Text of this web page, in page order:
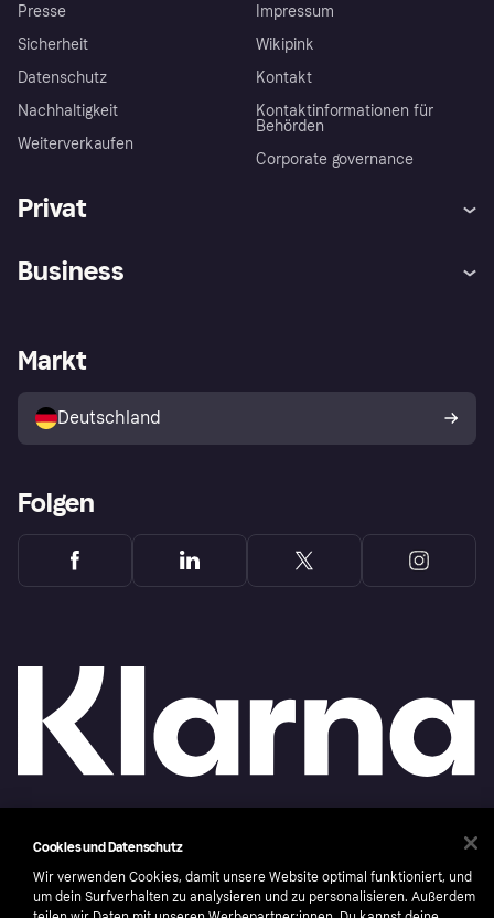
Presse
Sicherheit
Datenschutz
Nachhaltigkeit
Weiterverkaufen
Impressum
Wikipink
Kontakt
Kontaktinformationen für
Behörden
Corporate governance
Privat
Klarna App
Shops entdecken
Käuferschutzrichtlinie
Dein Widerrufsrecht
Business
Händlerportal
Markt
Deutschland
Folgen
Copyright © 2005-2026 Klarna Bank AB (publ). Headquarters: Stockholm, Sweden. All
rights reserved. Klarna Bank AB (publ). Sveavägen 46, 111 34 Stockholm. Organization
NutzungsbedingungenCookiesKlarna.com
Cookies und Datenschutz
Wir verwenden Cookies, damit unsere Website optimal funktioniert, und
um dein Surfverhalten zu analysieren und zu personalisieren. Außerdem